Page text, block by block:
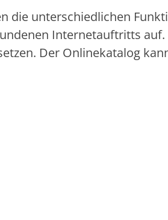
die unterschiedlichen
Internetauftritts
Der Onlinekatalog